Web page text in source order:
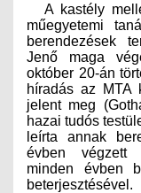
A kastély
műegyetemi
berendezések
Jenő maga
október 20-án
híradás az MTA
jelent meg
hazai tudós
leírta annak
évben végzett
minden évben
beterjesztésével.